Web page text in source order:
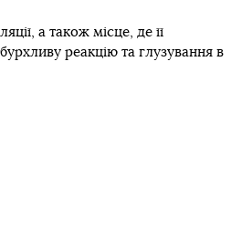
а також місце, де її
реакцію та глузування в